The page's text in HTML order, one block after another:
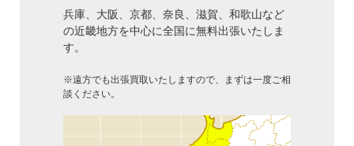
兵庫、大阪、京都、奈良、滋賀、和歌山など
の近畿地方を中心に全国に無料出張いたしま
す。
※遠方でも出張買取いたしますので、まずは一度ご相
談ください。